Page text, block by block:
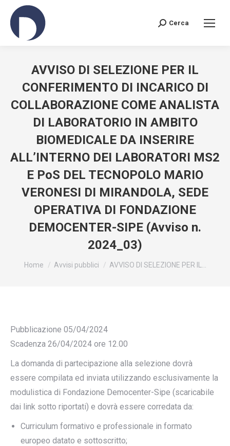
Search:
Cerca
AVVISO DI SELEZIONE PER IL
CONFERIMENTO DI INCARICO DI
COLLABORAZIONE COME ANALISTA
DI LABORATORIO IN AMBITO
BIOMEDICALE DA INSERIRE
ALL’INTERNO DEI LABORATORI MS2
E PoS DEL TECNOPOLO MARIO
VERONESI DI MIRANDOLA, SEDE
OPERATIVA DI FONDAZIONE
DEMOCENTER-SIPE (Avviso n.
2024_03)
You are here:
Home Avvisi pubblici AVVISO DI SELEZIONE PER IL…
Pubblicazione 05/04/2024
Scadenza 26/04/2024 ore 12.00
La domanda di partecipazione alla selezione dovrà
essere compilata ed inviata utilizzando esclusivamente la
modulistica di Fondazione Democenter-Sipe (scaricabile
dai link sotto riportati) e dovrà essere corredata da:
Curriculum formativo e professionale in formato
europeo datato e sottoscritto;